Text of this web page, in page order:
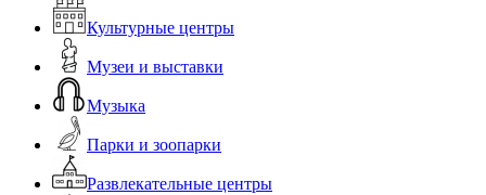
Культурные центры
Музеи и выставки
Музыка
Парки и зоопарки
Развлекательные центры